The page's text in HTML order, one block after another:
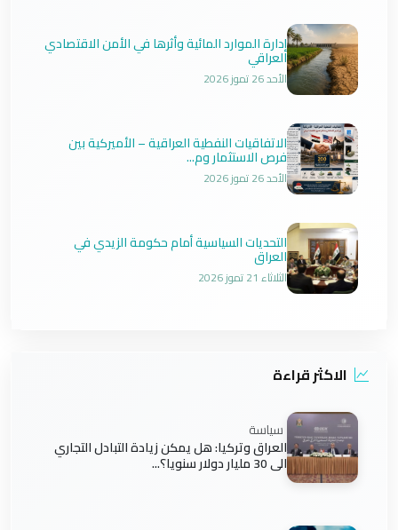
إدارة الموارد المائية وأثرها في الأمن الاقتصادي
العراقي
الأحد 26 تموز 2026
الاتفاقيات النفطية العراقية – الأميركية بين
فرص الاستثمار وم...
الأحد 26 تموز 2026
التحديات السياسية أمام حكومة الزيدي في
العراق
الثلاثاء 21 تموز 2026
الاكثر قراءة
سياسة
العراق وتركيا: هل يمكن زيادة التبادل التجاري
الى 30 مليار دولار سنويا؟...